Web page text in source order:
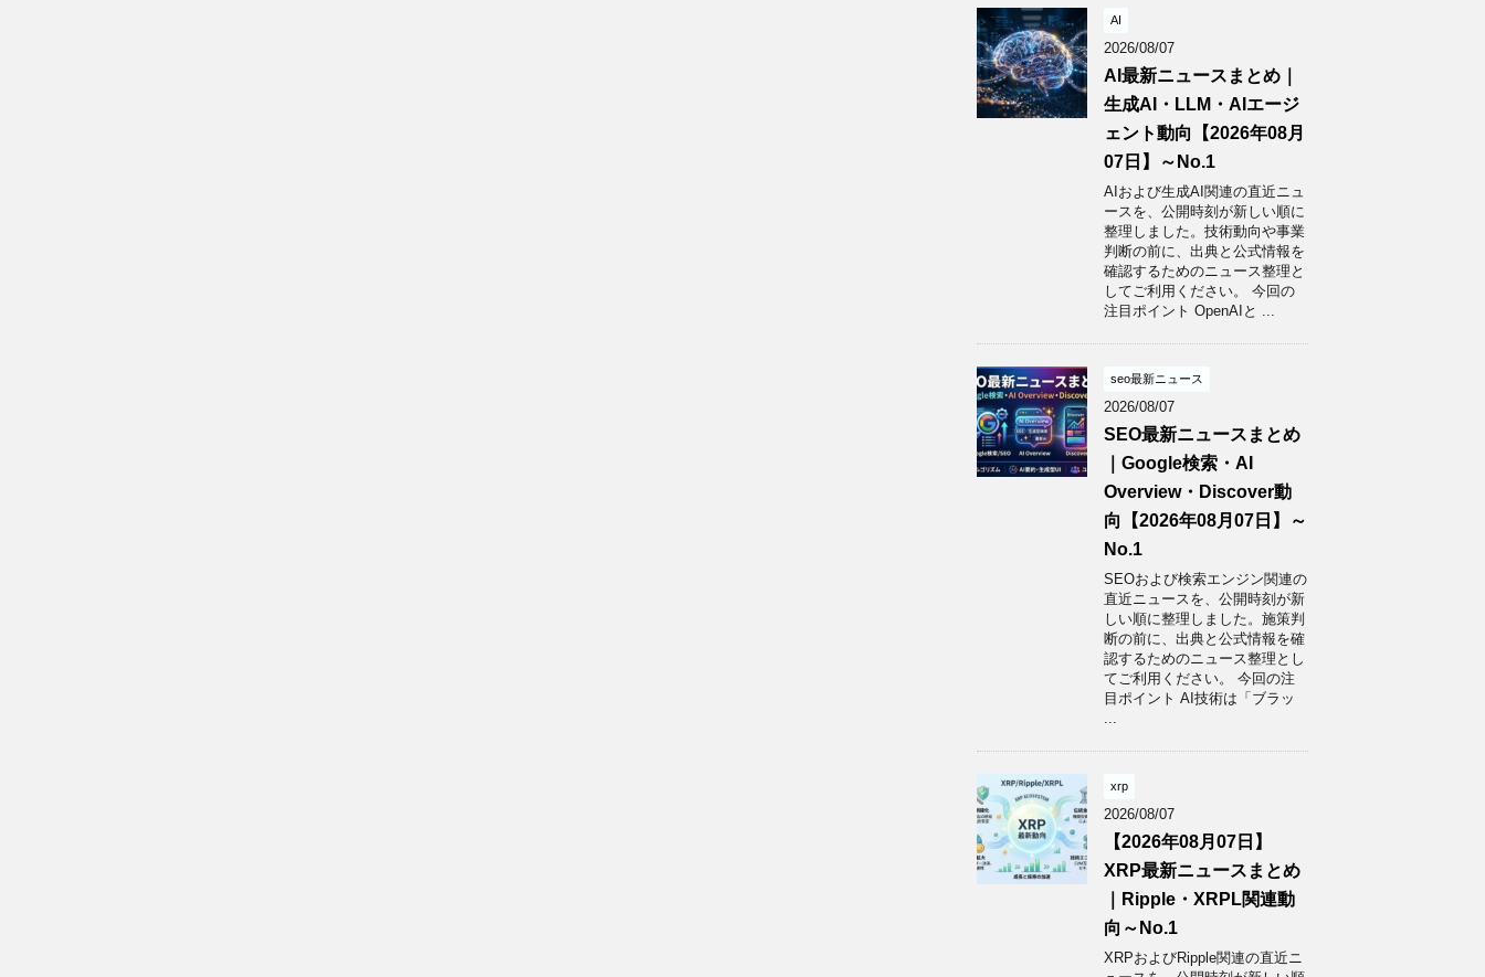
AI
2026/08/07
AI最新ニュースまとめ｜
生成AI・LLM・AIエージ
ェント動向【2026年08月
07日】～No.1
AIおよび生成AI関連の直近ニュ
ースを、公開時刻が新しい順に
整理しました。技術動向や事業
判断の前に、出典と公式情報を
確認するためのニュース整理と
してご利用ください。 今回の
注目ポイント OpenAIと ...
seo最新ニュース
2026/08/07
SEO最新ニュースまとめ
｜Google検索・AI
Overview・Discover動
向【2026年08月07日】～
No.1
SEOおよび検索エンジン関連の
直近ニュースを、公開時刻が新
しい順に整理しました。施策判
断の前に、出典と公式情報を確
認するためのニュース整理とし
てご利用ください。 今回の注
目ポイント AI技術は「ブラッ
xrp
2026/08/07
【2026年08月07日】
XRP最新ニュースまとめ
｜Ripple・XRPL関連動
向～No.1
XRPおよびRipple関連の直近ニ